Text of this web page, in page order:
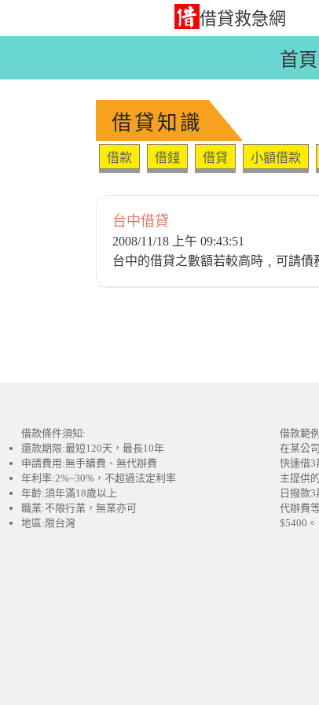
借貸救急網
首頁
借貸知識
借款 借錢 借貸 小額借款
台中借貸
2008/11/18 上午 09:43:51
台中的借貸之數額若較高時﹐可請
借款條件須知:
還款期限:最短120天，最長10年
申請費用:無手續費、無代辦費
年利率:2%~30%，不超過法定利率
年齡:須年滿18歲以上
職業:不限行業，無業亦可
地區:限台灣
借款範例
在某公
快速借3
主提供
日撥款
代辦費
$5400。